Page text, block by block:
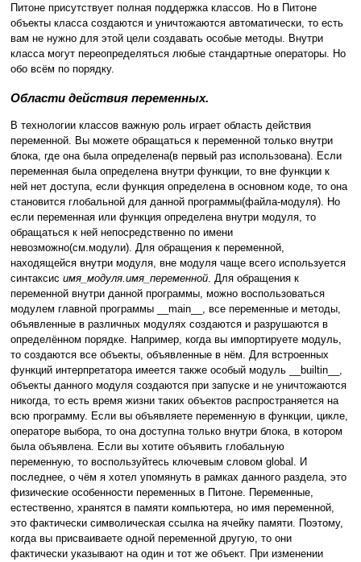
Питоне присутствует полная поддержка классов. Но в Питоне
объекты класса создаются и уничтожаются автоматически, то есть
вам не нужно для этой цели создавать особые методы. Внутри
класса могут переопределяться любые стандартные операторы. Но
обо всём по порядку.
Области действия переменных.
В технологии классов важную роль играет область действия
переменной. Вы можете обращаться к переменной только внутри
блока, где она была определена(в первый раз использована). Если
переменная была определена внутри функции, то вне функции к
ней нет доступа, если функция определена в основном коде, то она
становится глобальной для данной программы(файла-модуля). Но
если переменная или функция определена внутри модуля, то
обращаться к ней непосредственно по имени
невозможно(см.модули). Для обращения к переменной,
находящейся внутри модуля, вне модуля чаще всего используется
синтаксис имя_модуля.имя_переменной. Для обращения к
переменной внутри данной программы, можно воспользоваться
модулем главной программы __main__, все переменные и методы,
объявленные в различных модулях создаются и разрушаются в
определённом порядке. Например, когда вы импортируете модуль,
то создаются все объекты, объявленные в нём. Для встроенных
функций интерпретатора имеется также особый модуль __builtin__,
объекты данного модуля создаются при запуске и не уничтожаются
никогда, то есть время жизни таких объектов распространяется на
всю программу. Если вы объявляете переменную в функции, цикле,
операторе выбора, то она доступна только внутри блока, в котором
была объявлена. Если вы хотите объявить глобальную
переменную, то воспользуйтесь ключевым словом global. И
последнее, о чём я хотел упомянуть в рамках данного раздела, это
физические особенности переменных в Питоне. Переменные,
естественно, хранятся в памяти компьютера, но имя переменной,
это фактически символическая ссылка на ячейку памяти. Поэтому,
когда вы присваиваете одной переменной другую, то они
фактически указывают на один и тот же объект. При изменении